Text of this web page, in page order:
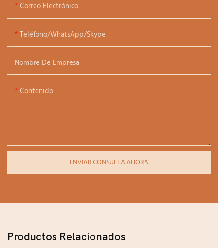
Correo Electrónico
Teléfono/WhatsApp/Skype
Nombre De Empresa
Contenido
ENVIAR CONSULTA AHORA
Productos Relacionados